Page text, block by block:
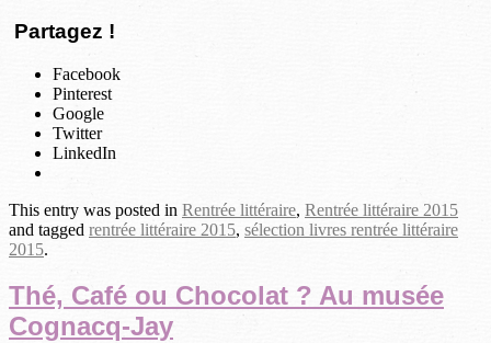
Partagez !
Facebook
Pinterest
Google
Twitter
LinkedIn
This entry was posted in Rentrée littéraire, Rentrée littéraire 2015
and tagged rentrée littéraire 2015, sélection livres rentrée littéraire
2015.
Thé, Café ou Chocolat ? Au musée
Cognacq-Jay